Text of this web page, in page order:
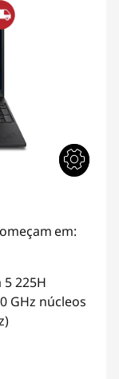
em:
225H
GHz núcleos